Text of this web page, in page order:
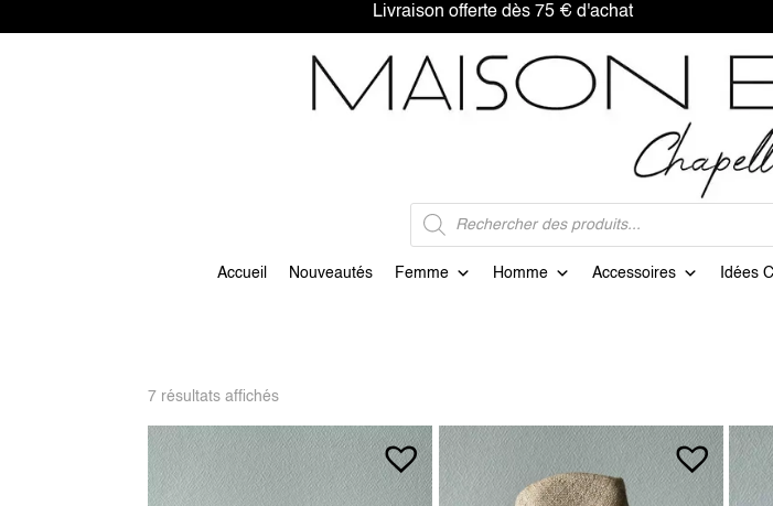
Livraison offerte dès 75 € d'achat
de
produits
Accueil Nouveautés Femme Homme Accessoires Idées
7 résultats affichés